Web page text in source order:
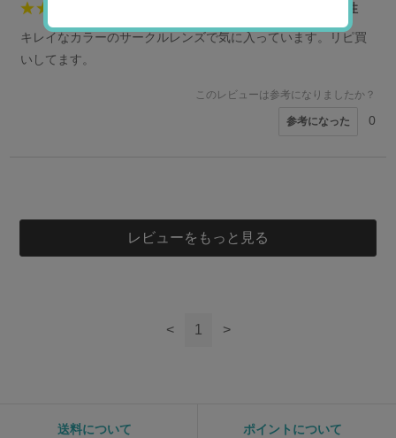
女性
キレイなカラーのサークルレンズで気に入っています。リピ買
いしてます。
このレビューは参考になりましたか？
参考になった 0
レビューをもっと見る
< 1 >
送料について ポイントについて